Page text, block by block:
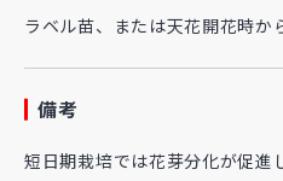
ラベル苗、または天花開花時か
備考
短日期栽培では花芽分化が促進